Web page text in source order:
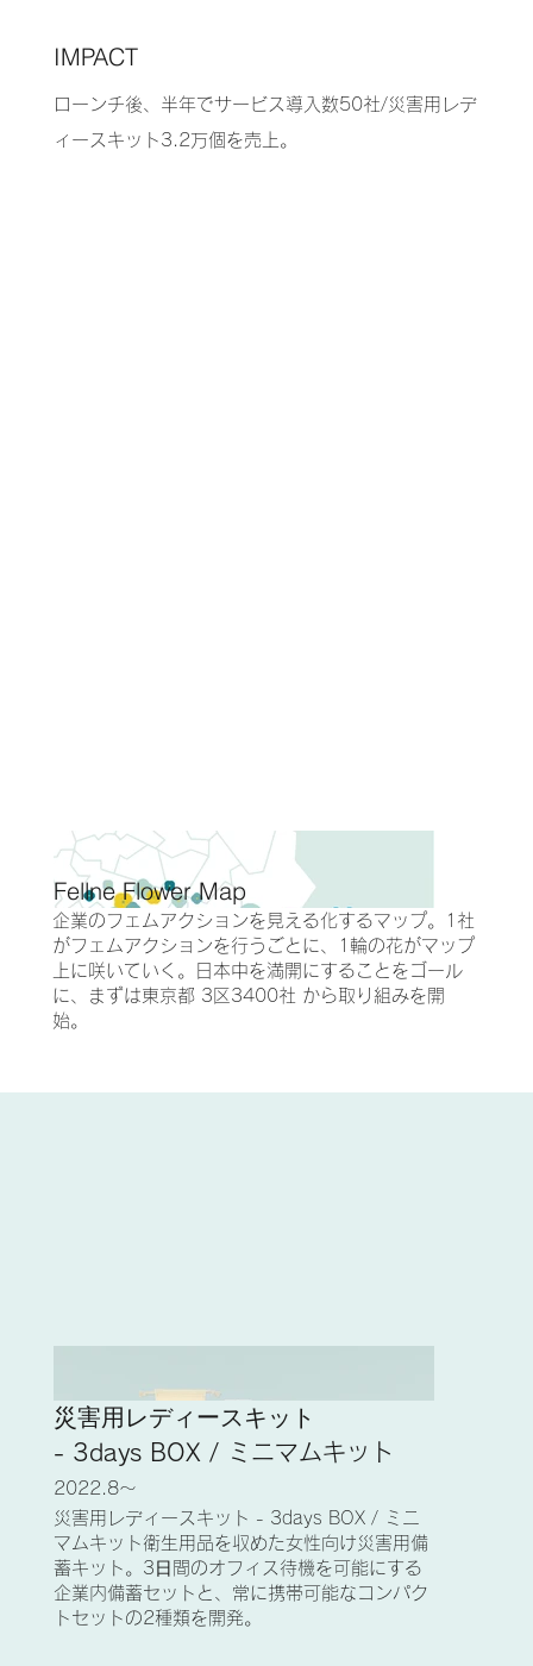
IMPACT
​ローンチ後、半年でサービス導入数50社/災害用レデ
ィースキット3.2万個を売上。
Fellne Flower Map
2022.8〜
​災害用レディースキット - 3days BOX / ミニ
マムキット衛生用品を収めた女性向け災害用備
蓄キット。3⽇間のオフィス待機を可能にする
企業内備蓄セットと、常に携帯可能なコンパク
トセットの2種類を開発。
企業のフェムアクションを見える化するマップ。1社
がフェムアクションを行うごとに、1輪の花がマップ
上に咲いていく。日本中を満開にすることをゴール
に、まずは東京都 3区3400社 から取り組みを開
始。
災害用レディースキット
- 3days BOX / ミニマムキット